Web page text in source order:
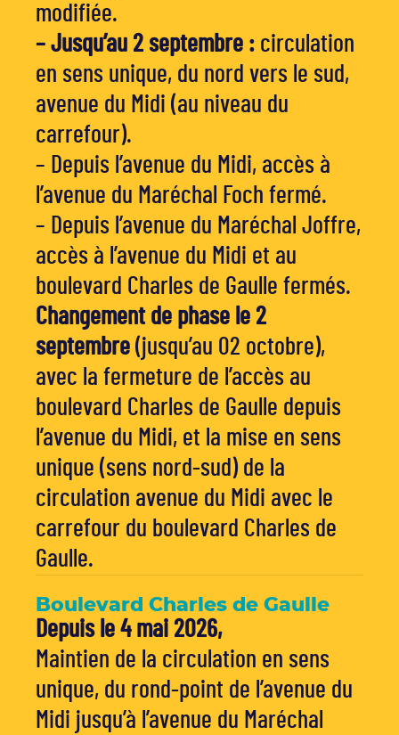
modifiée.
– Jusqu’au 2 septembre : circulation
en sens unique, du nord vers le sud,
avenue du Midi (au niveau du
carrefour).
– Depuis l’avenue du Midi, accès à
l’avenue du Maréchal Foch fermé.
– Depuis l’avenue du Maréchal Joffre,
accès à l’avenue du Midi et au
boulevard Charles de Gaulle fermés.
Changement de phase le 2
septembre (jusqu’au 02 octobre),
avec la fermeture de l’accès au
boulevard Charles de Gaulle depuis
l’avenue du Midi, et la mise en sens
unique (sens nord-sud) de la
circulation avenue du Midi avec le
carrefour du boulevard Charles de
Gaulle.
Boulevard Charles de Gaulle
Depuis le 4 mai 2026,
Maintien de la circulation en sens
unique, du rond-point de l’avenue du
Midi jusqu’à l’avenue du Maréchal